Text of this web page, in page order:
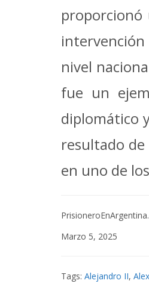
nivel
fue un
diplomático
resultado
en uno de
Marzo 5, 2025
Tags: Alejandro II,